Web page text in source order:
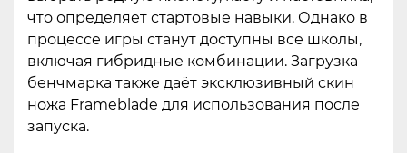
что определяет стартовые навыки. Однако в
процессе игры станут доступны все школы,
включая гибридные комбинации. Загрузка
бенчмарка также даёт эксклюзивный скин
ножа Frameblade для использования после
запуска.